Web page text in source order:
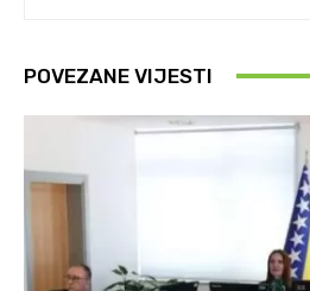
POVEZANE VIJESTI